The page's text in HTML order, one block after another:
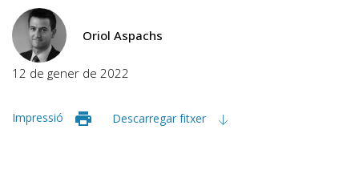
Oriol Aspachs
12 de gener de 2022
Impressió Descarregar fitxer